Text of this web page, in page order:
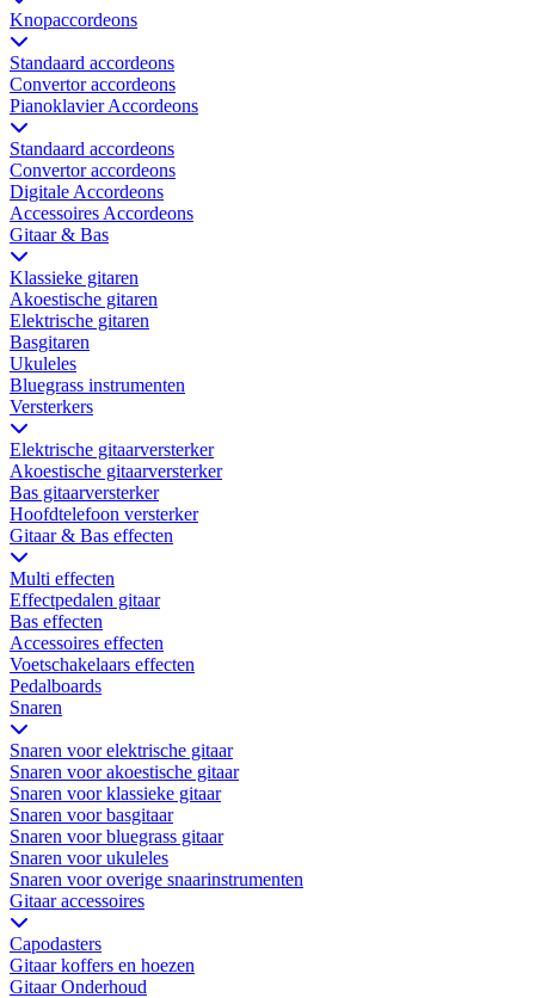
Knopaccordeons
Standaard accordeons
Convertor accordeons
Pianoklavier Accordeons
Standaard accordeons
Convertor accordeons
Digitale Accordeons
Accessoires Accordeons
Gitaar & Bas
Klassieke gitaren
Akoestische gitaren
Elektrische gitaren
Basgitaren
Ukuleles
Bluegrass instrumenten
Versterkers
Elektrische gitaarversterker
Akoestische gitaarversterker
Bas gitaarversterker
Hoofdtelefoon versterker
Gitaar & Bas effecten
Multi effecten
Effectpedalen gitaar
Bas effecten
Accessoires effecten
Voetschakelaars effecten
Pedalboards
Snaren
Snaren voor elektrische gitaar
Snaren voor akoestische gitaar
Snaren voor klassieke gitaar
Snaren voor basgitaar
Snaren voor bluegrass gitaar
Snaren voor ukuleles
Snaren voor overige snaarinstrumenten
Gitaar accessoires
Capodasters
Gitaar koffers en hoezen
Gitaar Onderhoud